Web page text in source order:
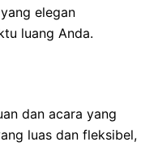
elegan
luang Anda.
dan acara yang
luas dan fleksibel,